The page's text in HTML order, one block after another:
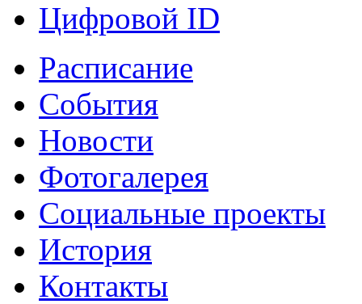
Цифровой ID
Расписание
События
Новости
Фотогалерея
Социальные проекты
История
Контакты